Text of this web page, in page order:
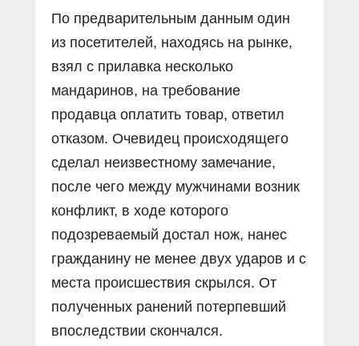
По предварительным данным один
из посетителей, находясь на рынке,
взял с прилавка несколько
мандаринов, на требование
продавца оплатить товар, ответил
отказом. Очевидец происходящего
сделал неизвестному замечание,
после чего между мужчинами возник
конфликт, в ходе которого
подозреваемый достал нож, нанес
гражданину не менее двух ударов и с
места происшествия скрылся. От
полученных ранений потерпевший
впоследствии скончался.